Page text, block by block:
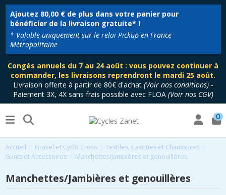
Ajoutez 80,00 €de plus dans votre panier pour
bénéficier de la livraison gratuite* !
* Valable uniquement sur le relai Pickup en France
Métropolitaine
Congés annuels du 7 au 24 août : vous pouvez continuer à
commander, les livraisons reprendront le mardi 25 août.
Livraison offerte à partir de 80€ d'achat (Voir nos conditions)-
Paiement 3X, 4X sans frais possible avec FLOA (Voir nos CGV)
0
Accueil Gravel et Cyclo Cross
Textiles, Casques et Chaussures
Gants et Accessoires
Manchettes/Jambières et genouillères
Manchettes/Jambières et genouillères